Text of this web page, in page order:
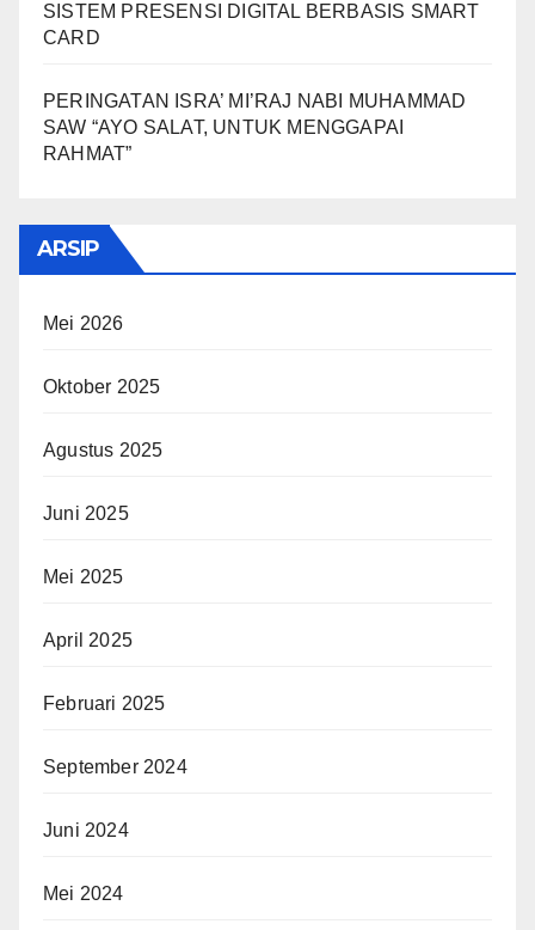
SISTEM PRESENSI DIGITAL BERBASIS SMART
CARD
PERINGATAN ISRA’ MI’RAJ NABI MUHAMMAD
SAW “AYO SALAT, UNTUK MENGGAPAI
RAHMAT”
ARSIP
Mei 2026
Oktober 2025
Agustus 2025
Juni 2025
Mei 2025
April 2025
Februari 2025
September 2024
Juni 2024
Mei 2024